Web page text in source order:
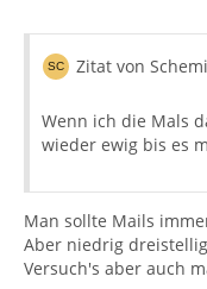
Zitat von
Wenn ich die Mals
wieder ewig bis es
Man sollte Mails
Aber niedrig
Versuch's aber auch